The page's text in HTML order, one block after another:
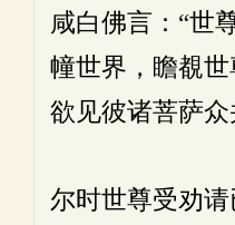
咸白佛言：“世
幢世界，瞻覩
欲见彼诸菩萨
尔时世尊受劝